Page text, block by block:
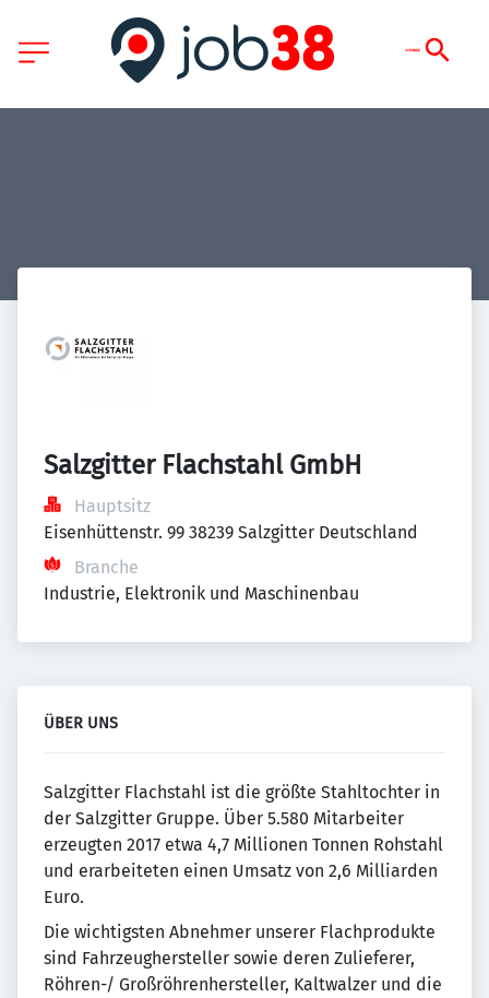
Salzgitter Flachstahl GmbH
Hauptsitz
Eisenhüttenstr. 99 38239 Salzgitter Deutschland
Branche
Industrie, Elektronik und Maschinenbau
ÜBER UNS
Salzgitter Flachstahl ist die größte Stahltochter in
der Salzgitter Gruppe. Über 5.580 Mitarbeiter
erzeugten 2017 etwa 4,7 Millionen Tonnen Rohstahl
und erarbeiteten einen Umsatz von 2,6 Milliarden
Euro.
Die wichtigsten Abnehmer unserer Flachprodukte
sind Fahrzeughersteller sowie deren Zulieferer,
Röhren-/ Großröhrenhersteller, Kaltwalzer und die